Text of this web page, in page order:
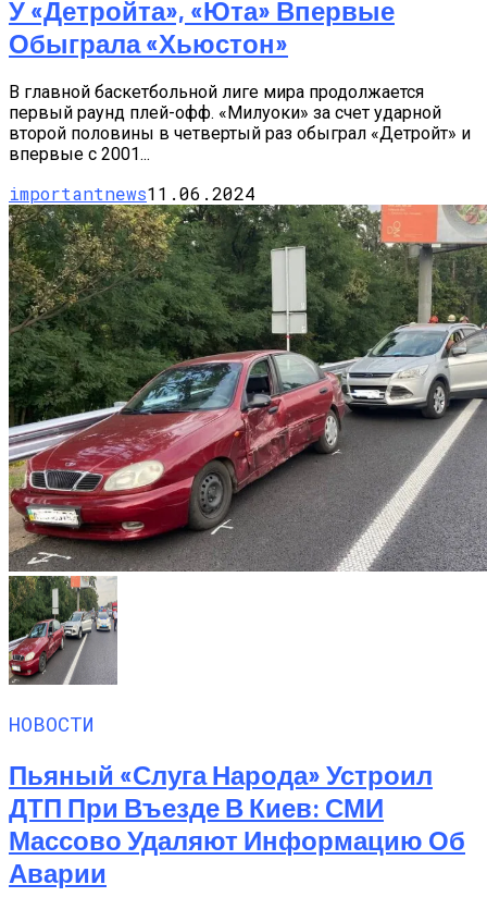
У «Детройта», «Юта» Впервые
Обыграла «Хьюстон»
В главной баскетбольной лиге мира продолжается
первый раунд плей-офф. «Милуоки» за счет ударной
второй половины в четвертый раз обыграл «Детройт» и
впервые с 2001...
importantnews11.06.2024
НОВОСТИ
Пьяный «слуга Народа» Устроил
ДТП При Въезде В Киев: СМИ
Массово Удаляют Информацию Об
Аварии